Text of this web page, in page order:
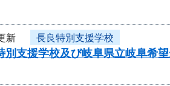
新 長良特別支援学校
別支援学校及び岐阜県立岐阜希